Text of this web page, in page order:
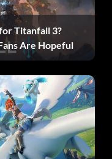
Titanfall 3?
Are Hopeful